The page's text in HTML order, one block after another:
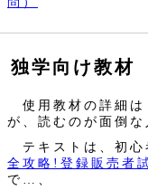
独学向け教材
使用教材の詳細は
が、読むのが面倒
テキストは、初心
全攻略!登録販売者
で…、